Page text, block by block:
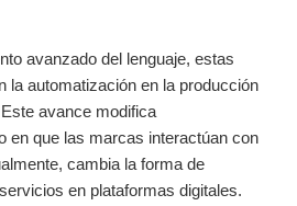
avanzado del lenguaje, estas
la automatización en la producción
avance modifica
en que las marcas interactúan con
cambia la forma de
en plataformas digitales.